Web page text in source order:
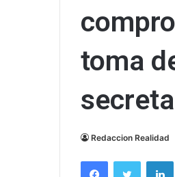
toma
Redaccion Realidad
FacebookTwitter